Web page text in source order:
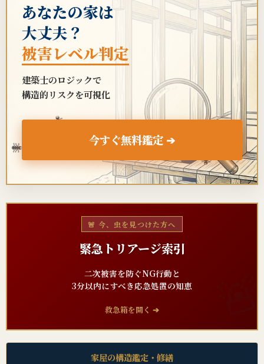
あなたの家は
大丈夫？
被害レベル判定
建築士のロジックで
構造的リスクを可視化
今すぐ無料鑑定 ➔
🐜
🐜
🐜
🚨 今、虫を見つけた方へ
緊急トリアージ索引
二次被害を防ぐNG行動と
3分以内にすべき応急処置の知恵
救急箱を開く ➔
家屋の構造鑑定・修繕